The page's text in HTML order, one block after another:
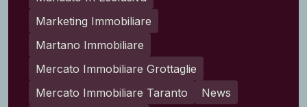
Marketing Immobiliare
Martano Immobiliare
Mercato Immobiliare Grottaglie
Mercato Immobiliare Taranto
News